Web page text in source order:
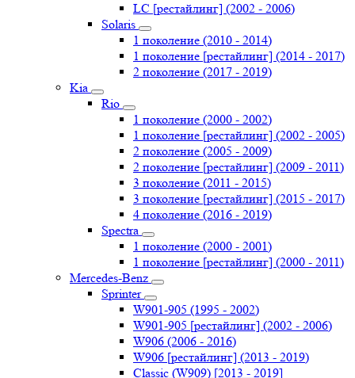
LC [рестайлинг] (2002 - 2006)
Solaris
1 поколение (2010 - 2014)
1 поколение [рестайлинг] (2014 - 2017)
2 поколение (2017 - 2019)
Kia
Rio
1 поколение (2000 - 2002)
1 поколение [рестайлинг] (2002 - 2005)
2 поколение (2005 - 2009)
2 поколение [рестайлинг] (2009 - 2011)
3 поколение (2011 - 2015)
3 поколение [рестайлинг] (2015 - 2017)
4 поколение (2016 - 2019)
Spectra
1 поколение (2000 - 2001)
1 поколение [рестайлинг] (2000 - 2011)
Mercedes-Benz
Sprinter
W901-905 (1995 - 2002)
W901-905 [рестайлинг] (2002 - 2006)
W906 (2006 - 2016)
W906 [рестайлинг] (2013 - 2019)
Classic (W909) [2013 - 2019]